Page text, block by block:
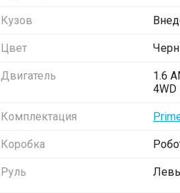
Кузов
Цвет
Двигатель
1.6
4WD
Комплектация
Коробка
Руль